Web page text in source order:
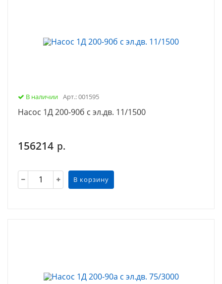
В наличии Арт.: 001595
Насос 1Д 200-90б с эл.дв. 11/1500
156214 р.
В корзину